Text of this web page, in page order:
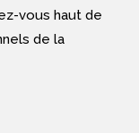
vous haut de
de la